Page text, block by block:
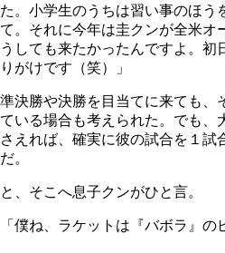
た。小学生のうちは習い事のほう
て。それに今年は圭クンが全米オ
うしても来たかったんですよ。初
りがけです（笑）」
準決勝や決勝を目当てに来ても、
ている場合も考えられた。でも、
さえれば、確実に彼の試合を１試
だ。
と、そこへ息子クンがひと言。
「僕ね、ラケットは『バボラ』の